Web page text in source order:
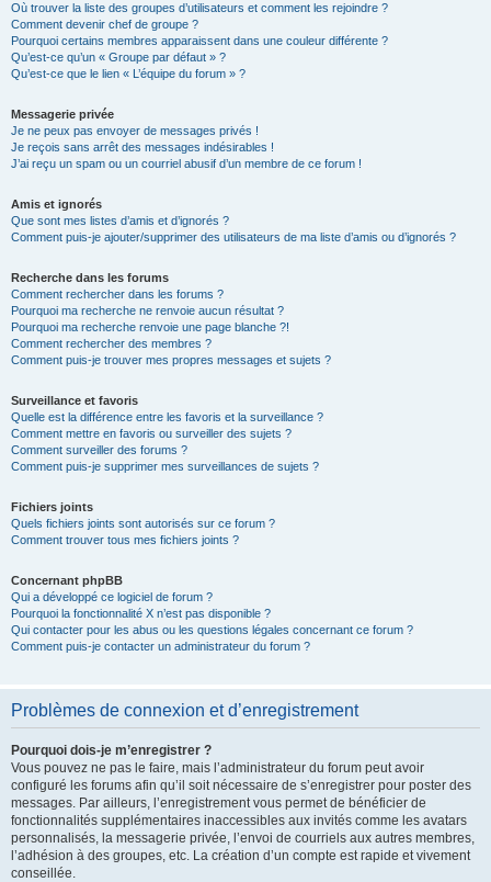
Où trouver la liste des groupes d’utilisateurs et comment les rejoindre ?
Comment devenir chef de groupe ?
Pourquoi certains membres apparaissent dans une couleur différente ?
Qu’est-ce qu’un « Groupe par défaut » ?
Qu’est-ce que le lien « L’équipe du forum » ?
Messagerie privée
Je ne peux pas envoyer de messages privés !
Je reçois sans arrêt des messages indésirables !
J’ai reçu un spam ou un courriel abusif d’un membre de ce forum !
Amis et ignorés
Que sont mes listes d’amis et d’ignorés ?
Comment puis-je ajouter/supprimer des utilisateurs de ma liste d’amis ou d’ignorés ?
Recherche dans les forums
Comment rechercher dans les forums ?
Pourquoi ma recherche ne renvoie aucun résultat ?
Pourquoi ma recherche renvoie une page blanche ?!
Comment rechercher des membres ?
Comment puis-je trouver mes propres messages et sujets ?
Surveillance et favoris
Quelle est la différence entre les favoris et la surveillance ?
Comment mettre en favoris ou surveiller des sujets ?
Comment surveiller des forums ?
Comment puis-je supprimer mes surveillances de sujets ?
Fichiers joints
Quels fichiers joints sont autorisés sur ce forum ?
Comment trouver tous mes fichiers joints ?
Concernant phpBB
Qui a développé ce logiciel de forum ?
Pourquoi la fonctionnalité X n’est pas disponible ?
Qui contacter pour les abus ou les questions légales concernant ce forum ?
Comment puis-je contacter un administrateur du forum ?
Problèmes de connexion et d’enregistrement
Pourquoi dois-je m’enregistrer ?
Vous pouvez ne pas le faire, mais l’administrateur du forum peut avoir
configuré les forums afin qu’il soit nécessaire de s’enregistrer pour poster des
messages. Par ailleurs, l’enregistrement vous permet de bénéficier de
fonctionnalités supplémentaires inaccessibles aux invités comme les avatars
personnalisés, la messagerie privée, l’envoi de courriels aux autres membres,
l’adhésion à des groupes, etc. La création d’un compte est rapide et vivement
conseillée.